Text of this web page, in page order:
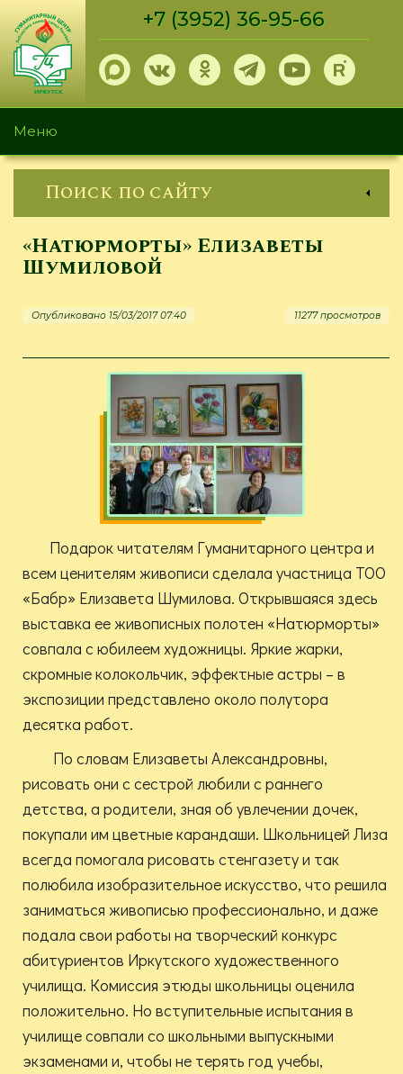
Перейти
основному
содержанию
+7 (3952) 36-95-66
Меню
Поиск по сайту
«Натюрморты» Елизаветы
Шумиловой
Опубликовано 15/03/2017 07:40 11277 просмотров
Подарок читателям Гуманитарного центра и
всем ценителям живописи сделала участница ТОО
«Бабр» Елизавета Шумилова. Открывшаяся здесь
выставка ее живописных полотен «Натюрморты»
совпала с юбилеем художницы. Яркие жарки,
скромные колокольчик, эффектные астры – в
экспозиции представлено около полутора
десятка работ.
По словам Елизаветы Александровны,
рисовать они с сестрой любили с раннего
детства, а родители, зная об увлечении дочек,
покупали им цветные карандаши. Школьницей Лиза
всегда помогала рисовать стенгазету и так
полюбила изобразительное искусство, что решила
заниматься живописью профессионально, и даже
подала свои работы на творческий конкурс
абитуриентов Иркутского художественного
училища. Комиссия этюды школьницы оценила
положительно. Но вступительные испытания в
училище совпали со школьными выпускными
экзаменами и, чтобы не терять год учебы,